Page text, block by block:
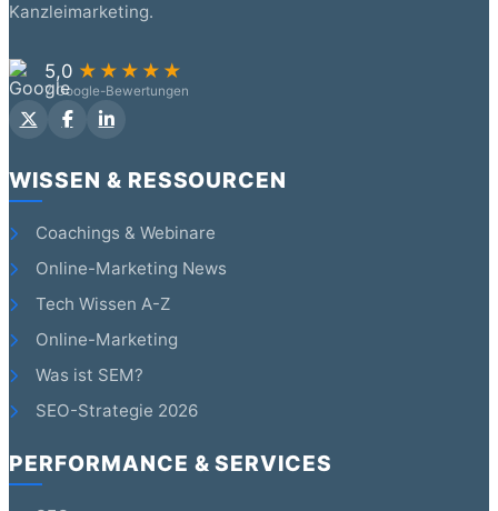
Kanzleimarketing.
5,0 ★★★★★
7 Google-Bewertungen
WISSEN & RESSOURCEN
Coachings & Webinare
Online-Marketing News
Tech Wissen A-Z
Online-Marketing
Was ist SEM?
SEO-Strategie 2026
PERFORMANCE & SERVICES